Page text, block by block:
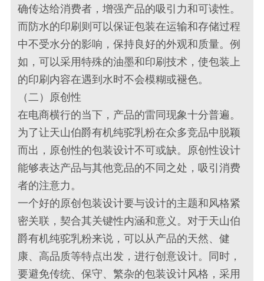
确传达给消费者，增强产品的吸引力和可读性。
而防水的印刷则可以保证包装在运输和存储过程
中不受水分的影响，保持良好的外观和质量。例
如，可以采用特殊的油墨和印刷技术，使包装上
的印刷内容在遇到水时不会模糊或褪色。
（二）原创性
在电商横行的当下，产品的雷同现象十分普遍。
为了让天山伯爵有机纯驼乳粉在众多竞品中脱颖
而出，原创性的包装设计不可或缺。原创性设计
能够表达产品与其他竞品的不同之处，吸引消费
者的注意力。
一个好的原创包装设计要与设计的主题和风格紧
密关联，契合其关键性内涵和意义。对于天山伯
爵有机纯驼乳粉来说，可以从产品的天然、健
康、高品质等特点出发，进行创意设计。同时，
要避免传统、保守、繁杂的包装设计风格，采用